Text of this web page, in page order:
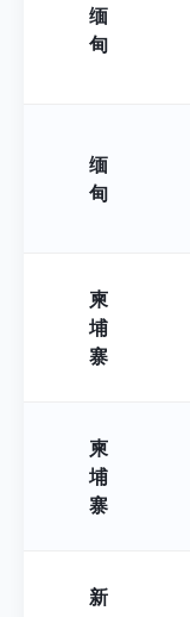
缅
甸
缅
甸
柬
埔
寨
柬
埔
寨
新